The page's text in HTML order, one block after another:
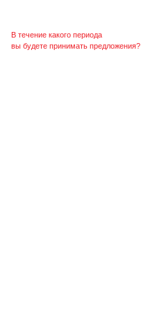
В течение какого периода
вы будете принимать предложения?